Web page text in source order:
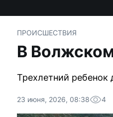
ПРОИСШЕСТВИЯ
В
Трехлетний ребенок
23 июня, 2026, 08:38 4